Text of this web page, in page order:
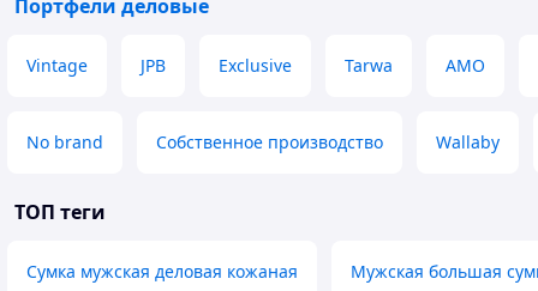
Портфели деловые
Vintage JPB Exclusive Tarwa AMO
No brand Собственное производство Wallaby
ТОП теги
Сумка мужская деловая кожаная Мужская большая